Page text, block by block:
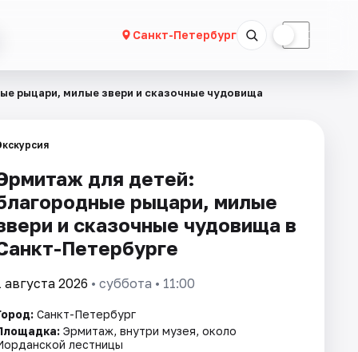
Санкт-Петербург ☾
рыцари, милые звери и сказочные чудовища
для детей:
рыцари, милые
и сказочные чудовища в
Петербурге
августа 2026 • суббота • 11:00
Санкт-Петербург
Эрмитаж, внутри музея, около
лестницы